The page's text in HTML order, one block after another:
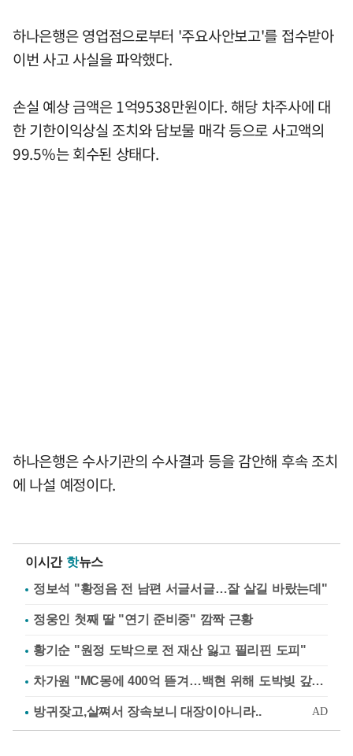
하나은행은 영업점으로부터 '주요사안보고'를 접수받아
이번 사고 사실을 파악했다.
손실 예상 금액은 1억9538만원이다. 해당 차주사에 대
한 기한이익상실 조치와 담보물 매각 등으로 사고액의
99.5%는 회수된 상태다.
하나은행은 수사기관의 수사결과 등을 감안해 후속 조치
에 나설 예정이다.
이시간 핫뉴스
정보석 "황정음 전 남편 서글서글…잘 살길 바랐는데"
정웅인 첫째 딸 "연기 준비중" 깜짝 근황
황기순 "원정 도박으로 전 재산 잃고 필리핀 도피"
차가원 "MC몽에 400억 뜯겨…백현 위해 도박빚 갚아줘"